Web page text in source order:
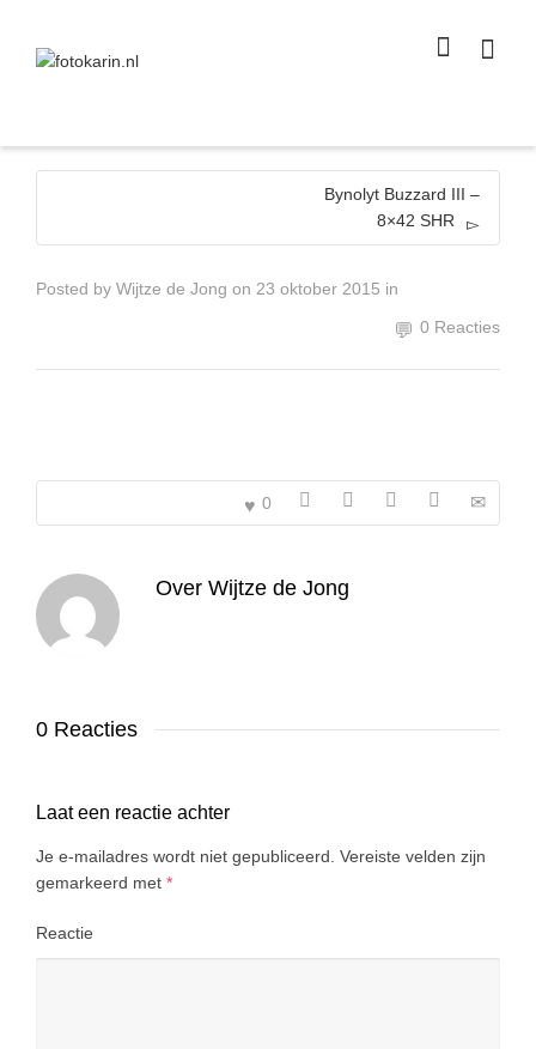
size
Super Search
Bynolyt Buzzard III –
8×42 SHR
Posted by Wijtze de Jong on 23 oktober 2015 in
0 Reacties
0
Over Wijtze de Jong
0 Reacties
Laat een reactie achter
Je e-mailadres wordt niet gepubliceerd. Vereiste velden zijn
gemarkeerd met *
Reactie